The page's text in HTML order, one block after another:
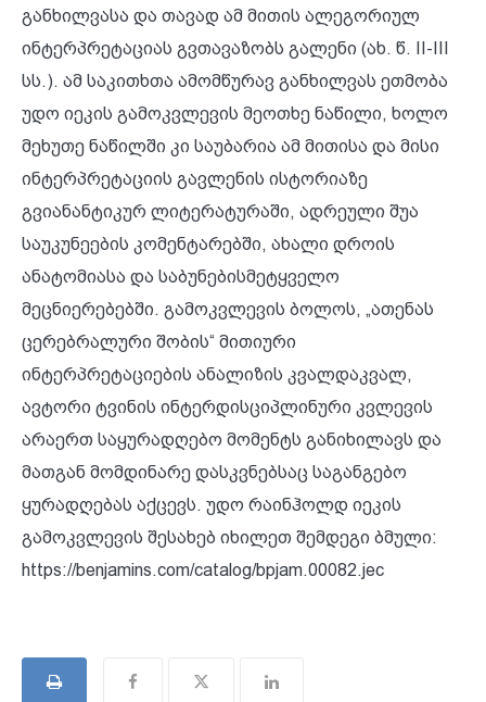
განხილვასა და თავად ამ მითის ალეგორიულ
ინტერპრეტაციას გვთავაზობს გალენი (ახ. წ. II-III
სს.). ამ საკითხთა ამომწურავ განხილვას ეთმობა
უდო იეკის გამოკვლევის მეოთხე ნაწილი, ხოლო
მეხუთე ნაწილში კი საუბარია ამ მითისა და მისი
ინტერპრეტაციის გავლენის ისტორიაზე
გვიანანტიკურ ლიტერატურაში, ადრეული შუა
საუკუნეების კომენტარებში, ახალი დროის
ანატომიასა და საბუნებისმეტყველო
მეცნიერებებში. გამოკვლევის ბოლოს, „ათენას
ცერებრალური შობის“ მითიური
ინტერპრეტაციების ანალიზის კვალდაკვალ,
ავტორი ტვინის ინტერდისციპლინური კვლევის
არაერთ საყურადღებო მომენტს განიხილავს და
მათგან მომდინარე დასკვნებსაც საგანგებო
ყურადღებას აქცევს. უდო რაინჰოლდ იეკის
გამოკვლევის შესახებ იხილეთ შემდეგი ბმული:
https://benjamins.com/catalog/bpjam.00082.jec